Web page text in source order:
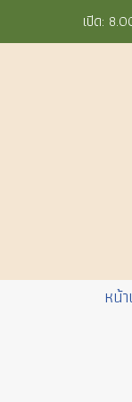
เปิด:
หน้